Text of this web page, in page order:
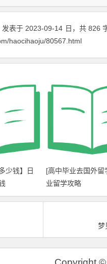
发表于 2023-09-14 日 ，共 826
haocihaoju/80567.html
少钱】日
[高中毕业去国外留
业留学攻略
梦